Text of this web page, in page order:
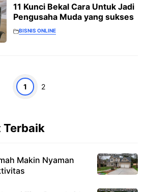
11 Kunci Bekal Cara Untuk Jadi
Pengusaha Muda yang sukses
BISNIS ONLINE
Halaman
1 Halaman
2
Terbaik
Makin Nyaman